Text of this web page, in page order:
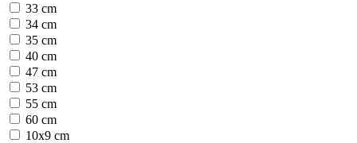
33 cm
34 cm
35 cm
40 cm
47 cm
53 cm
55 cm
60 cm
10х9 cm